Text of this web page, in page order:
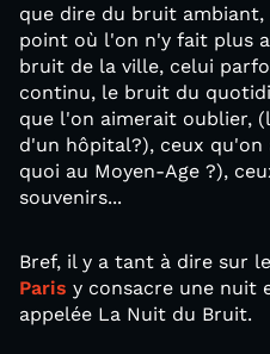
que dire du bruit
point où l'on n'y fait plus
bruit de la ville, celui
continu, le bruit du
que l'on aimerait oublier,
d'un hôpital?), ceux
quoi au Moyen-Age ?),
souvenirs...
Bref, il y a tant à dire sur
Paris y consacre une nuit
appelée La Nuit du Bruit.